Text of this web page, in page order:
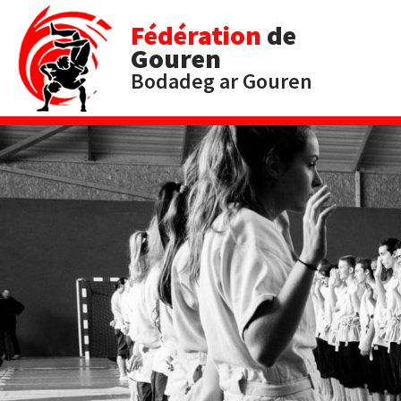
Fédération de
Gouren
Bodadeg ar Gouren